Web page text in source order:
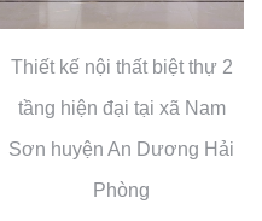
Thiết kế nội thất biệt thự 2
tầng hiện đại tại xã Nam
Sơn huyện An Dương Hải
Phòng